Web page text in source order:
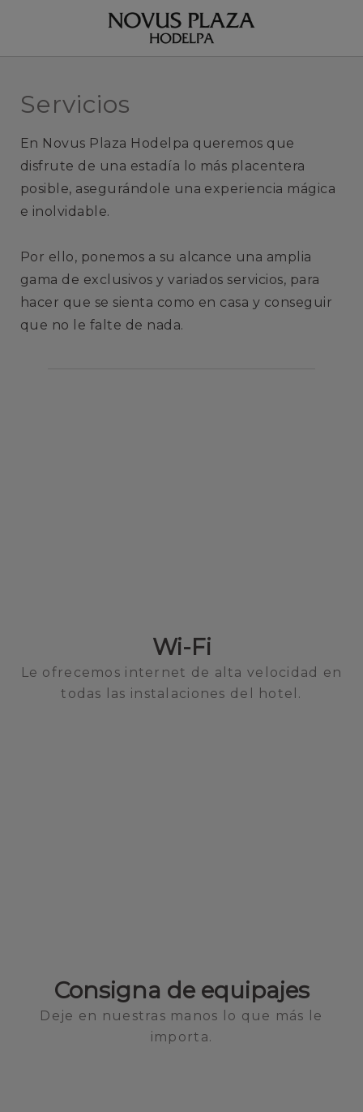
Servicios
En Novus Plaza Hodelpa queremos que
disfrute de una estadía lo más placentera
posible, asegurándole una experiencia mágica
e inolvidable.
Por ello, ponemos a su alcance una amplia
gama de exclusivos y variados servicios, para
hacer que se sienta como en casa y conseguir
que no le falte de nada.
Wi-Fi
Le ofrecemos internet de alta velocidad en
todas las instalaciones del hotel.
Consigna de equipajes
Deje en nuestras manos lo que más le
importa.